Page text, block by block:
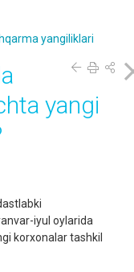
yangiliklari
yangi
iyul oylarida
korxonalar tashkil